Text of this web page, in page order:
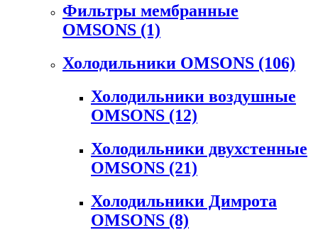
Фильтры мембранные
OMSONS (1)
Холодильники OMSONS (106)
Холодильники воздушные
OMSONS (12)
Холодильники двухстенные
OMSONS (21)
Холодильники Димрота
OMSONS (8)